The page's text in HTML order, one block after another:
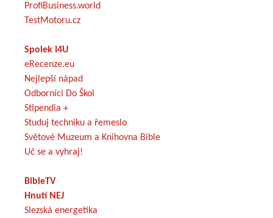
ProfiBusiness.world
TestMotoru.cz
Spolek I4U
eRecenze.eu
Nejlepší nápad
Odborníci Do Škol
Stipendia +
Studuj techniku a řemeslo
Světové Muzeum a Knihovna Bible
Uč se a vyhraj!
BibleTV
Hnutí NEJ
Slezská energetika